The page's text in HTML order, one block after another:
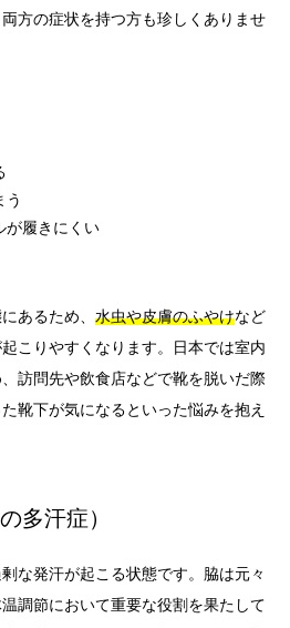
方の症状を持つ方も珍しくありませ
う
が履きにくい
あるため、 水虫や皮膚のふやけなど
こりやすくなります。日本では室内
訪問先や飲食店などで靴を脱いだ際
靴下が気になるといった悩みを抱え
多汗症）
な発汗が起こる状態です。脇は元々
調節において重要な役割を果たして